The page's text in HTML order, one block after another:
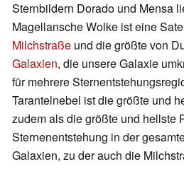
Sternbildern Dorado und Mensa
Magellansche Wolke ist eine
Milchstraße und die größte von
Galaxien, die unsere Galaxie
für mehrere
Tarantelnebel ist die größte und
zudem als die größte und hellste
Sternenentstehung in der
Galaxien, zu der auch die